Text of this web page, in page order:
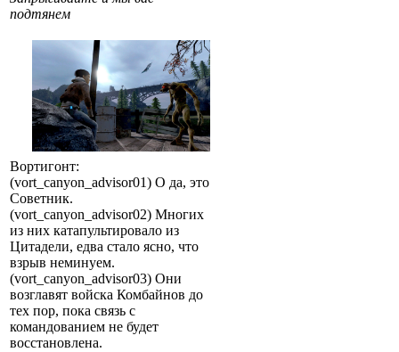
подтянем
Вортигонт:
(vort_canyon_advisor01) О да, это
Советник.
(vort_canyon_advisor02) Многих
из них катапультировало из
Цитадели, едва стало ясно, что
взрыв неминуем.
(vort_canyon_advisor03) Они
возглавят войска Комбайнов до
тех пор, пока связь с
командованием не будет
восстановлена.